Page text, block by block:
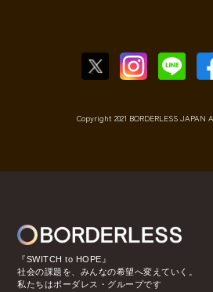
Copyright 2021 BORDERLESS JAPAN
『SWITCH to HOPE』
社会の課題を、みんなの希望へ変えていく。
私たちはボーダレス・グループです